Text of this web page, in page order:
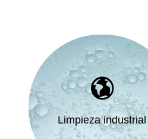
Limpieza industrial